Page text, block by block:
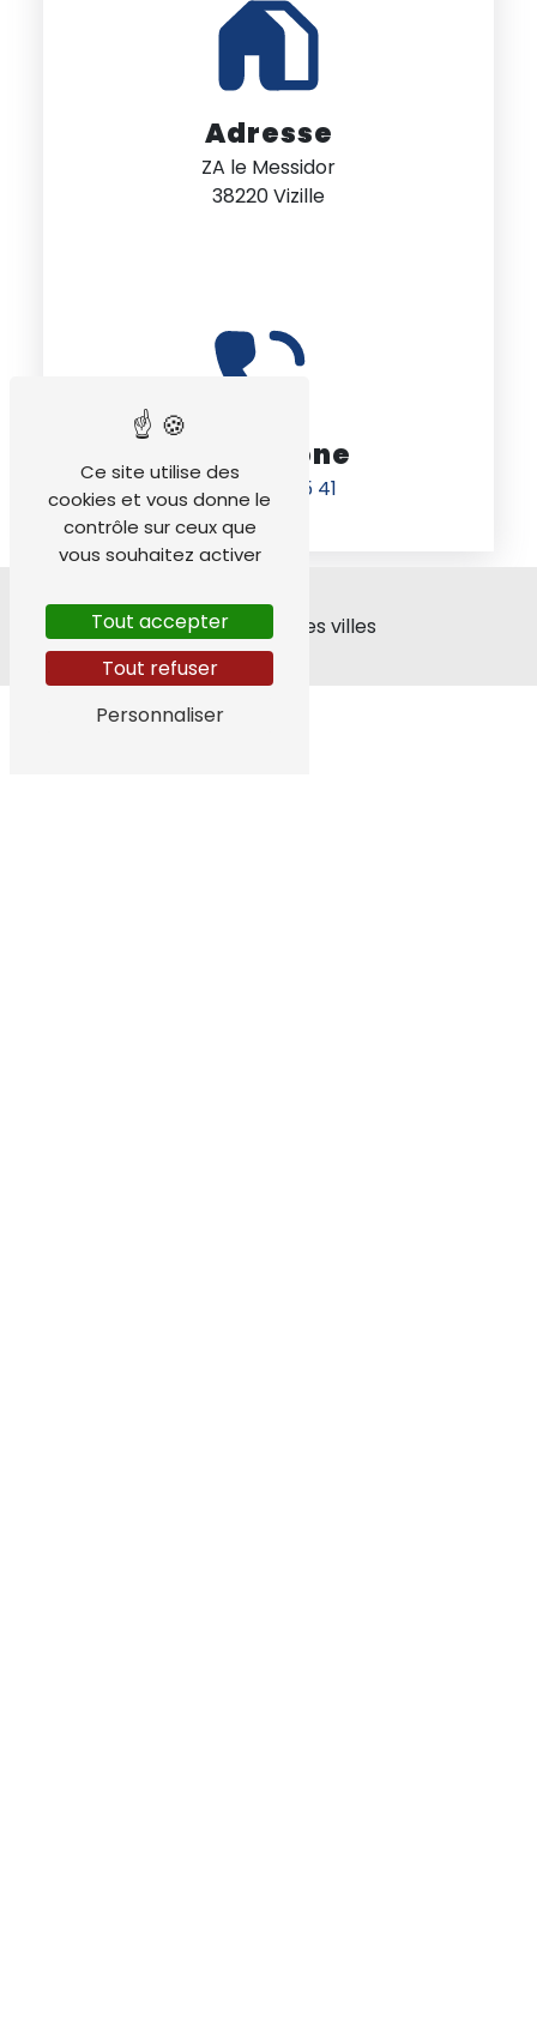
Adresse
ZA le Messidor
38220 Vizille
Téléphone
04 76 68 05 41
Nos interventions sur ces villes
Ce site utilise des
cookies et vous donne le
contrôle sur ceux que
vous souhaitez activer
Tout accepter
Tout refuser
Personnaliser